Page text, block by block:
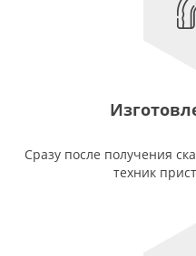
Сразу после получения
техник